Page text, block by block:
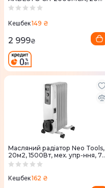
м2, 2000 Вт, закрите
Кешбек149 ₴
2 999₴
Масляний радіатор Neo Tools,
20м2, 1500Вт, мех. упр-ння, 7
секцій, білий
Кешбек162 ₴